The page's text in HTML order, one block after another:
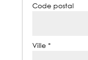
Code postal
Ville *